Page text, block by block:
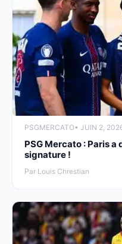
PSGMERCATO• JUIN 2,
PSG Mercato : Paris
signature !
Par Louis Chrestian